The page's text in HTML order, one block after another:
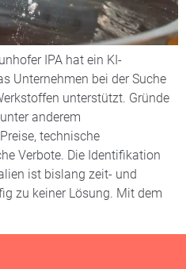
IPA hat ein KI-
Unternehmen bei der Suche
unterstützt. Gründe
anderem
technische
Verbote. Die Identifikation
ist bislang zeit- und
zu keiner Lösung. Mit dem